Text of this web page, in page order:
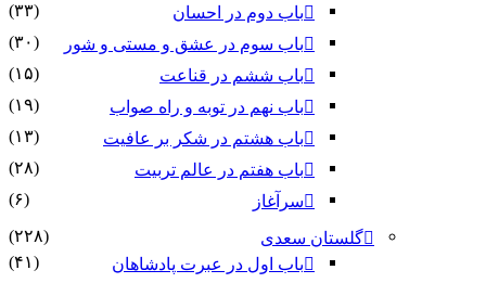
باب دوم در احسان
(۳۳)
باب سوم در عشق و مستی و شور
(۳۰)
باب ششم در قناعت
(۱۵)
باب نهم در توبه و راه صواب
(۱۹)
باب هشتم در شکر بر عافیت
(۱۳)
باب هفتم در عالم تربیت
(۲۸)
سرآغاز
(۶)
گلستان سعدی
(۲۲۸)
باب اول در عبرت پادشاهان
(۴۱)